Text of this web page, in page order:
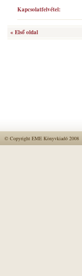
Kapcsolatfelvétel:
« Első oldal
© Copyright EME Könyvkiadó 2008